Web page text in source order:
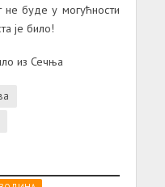
буде у могућности
је било!
из Сечња